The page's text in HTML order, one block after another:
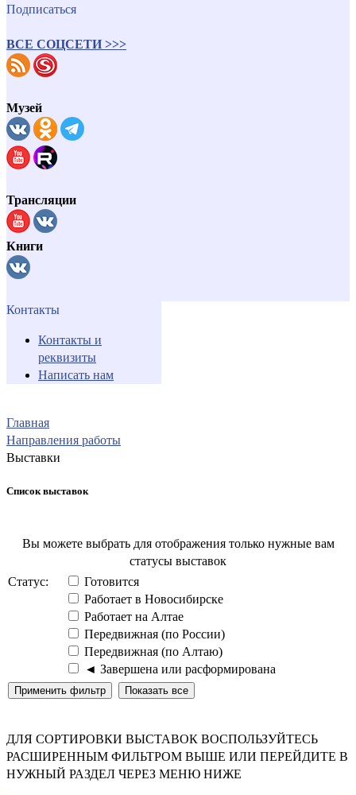
Подписаться
ВСЕ СОЦСЕТИ >>>
Музей
Трансляции
Книги
Контакты
Контакты и
реквизиты
Написать нам
Главная
Направления работы
Выставки
Список выставок
Вы можете выбрать для отображения только нужные вам
статусы выставок
Статус:
Готовится
Работает в Новосибирске
Работает на Алтае
Передвижная (по России)
Передвижная (по Алтаю)
◄ Завершена или расформирована
ДЛЯ СОРТИРОВКИ ВЫСТАВОК ВОСПОЛЬЗУЙТЕСЬ
РАСШИРЕННЫМ ФИЛЬТРОМ ВЫШЕ ИЛИ ПЕРЕЙДИТЕ В
НУЖНЫЙ РАЗДЕЛ ЧЕРЕЗ МЕНЮ НИЖЕ